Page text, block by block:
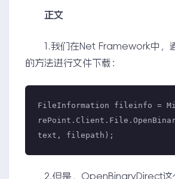
正文
1.我们在Net Framework中，
的方法进行文件下载：
FileInformation fileinfo =
text, filepath);
2.但是，OpenBinaryDirect这